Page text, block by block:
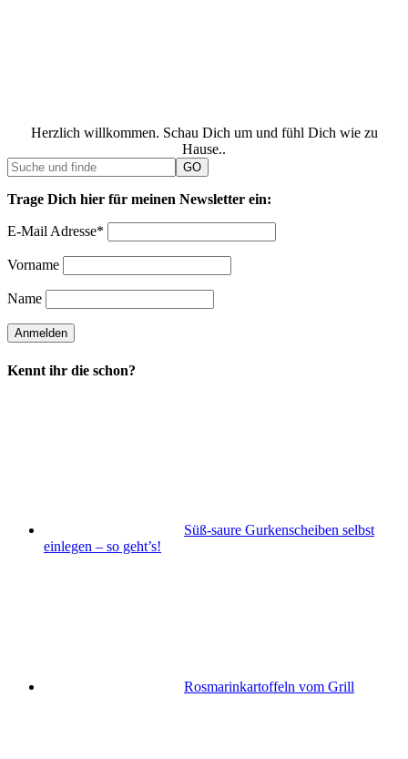
Herzlich willkommen. Schau Dich um und fühl Dich wie zu
Hause..
Trage Dich hier für meinen Newsletter ein:
E-Mail Adresse*
Vorname
Name
Kennt ihr die schon?
Süß-saure Gurkenscheiben selbst
einlegen – so geht’s!
Rosmarinkartoffeln vom Grill